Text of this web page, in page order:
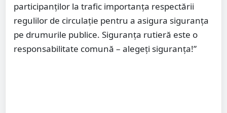
participanților la trafic importanța respectării
regulilor de circulație pentru a asigura siguranța
pe drumurile publice. Siguranța rutieră este o
responsabilitate comună – alegeți siguranța!”